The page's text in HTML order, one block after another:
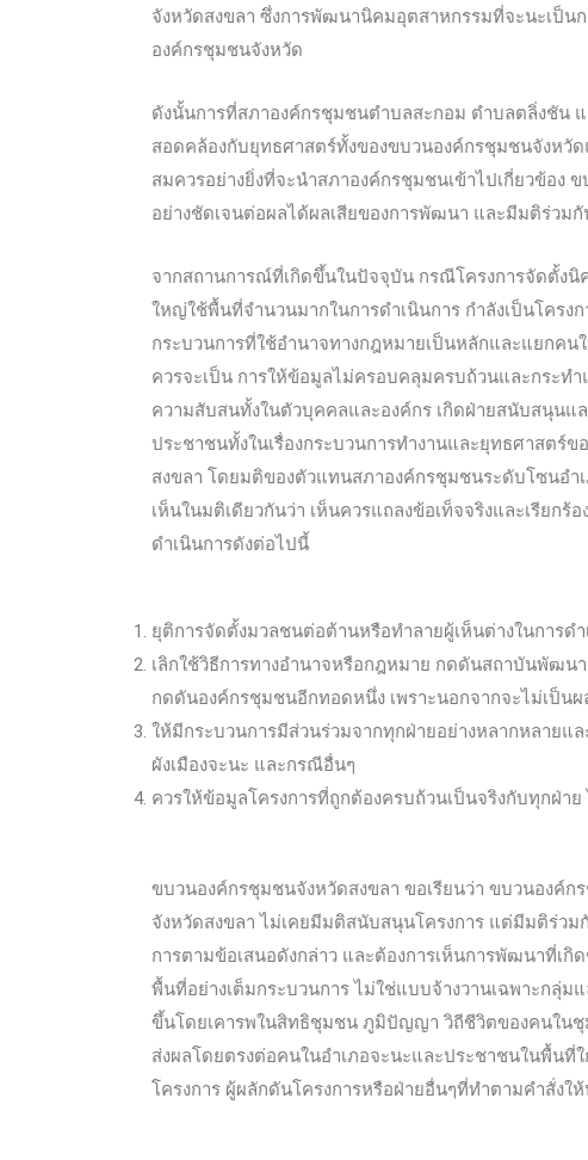
จังหวัดสงขลา ซึ่งการพัฒนานิคมอุตสาหกรรมที่จะนะเป็
องค์กรชุมชนจังหวัด
ดังนั้นการที่สภาองค์กรชุมชนตำบลสะกอม ตำบลตลิ่งชัน
สอดคล้องกับยุทธศาสตร์ทั้งของขบวนองค์กรชุมชนจังหวั
สมควรอย่างยิ่งที่จะนำสภาองค์กรชุมชนเข้าไปเกี่ยวข้อง
อย่างชัดเจนต่อผลได้ผลเสียของการพัฒนา และมีมติร่วมกั
จากสถานการณ์ที่เกิดขึ้นในปัจจุบัน กรณีโครงการจัดตั้งนิ
ใหญ่ใช้พื้นที่จำนวนมากในการดำเนินการ กำลังเป็นโคร
กระบวนการที่ใช้อำนาจทางกฎหมายเป็นหลักและแยกค
ควรจะเป็น การให้ข้อมูลไม่ครอบคลุมครบถ้วนและกระท
ความสับสนทั้งในตัวบุคคลและองค์กร เกิดฝ่ายสนับสนุน
ประชาชนทั้งในเรื่องกระบวนการทำงานและยุทธศาสต
สงขลา โดยมติของตัวแทนสภาองค์กรชุมชนระดับโซนอำ
เห็นในมติเดียวกันว่า เห็นควรแถลงข้อเท็จจริงและเรียก
ดำเนินการดังต่อไปนี้
ยุติการจัดตั้งมวลชนต่อต้านหรือทำลายผู้เห็นต่างในการด
เลิกใช้วิธีการทางอำนาจหรือกฎหมาย กดดันสถาบันพัฒน
กดดันองค์กรชุมชนอีกทอดหนึ่ง เพราะนอกจากจะไม่เป็น
ให้มีกระบวนการมีส่วนร่วมจากทุกฝ่ายอย่างหลากหลายแ
ผังเมืองจะนะ และกรณีอื่นๆ
ควรให้ข้อมูลโครงการที่ถูกต้องครบถ้วนเป็นจริงกับทุกฝ่า
ขบวนองค์กรชุมชนจังหวัดสงขลา ขอเรียนว่า ขบวนองค์
จังหวัดสงขลา ไม่เคยมีมติสนับสนุนโครงการ แต่มีมติร่วม
การตามข้อเสนอดังกล่าว และต้องการเห็นการพัฒนาที่เ
พื้นที่อย่างเต็มกระบวนการ ไม่ใช่แบบจ้างวานเฉพาะกลุ่
ขึ้นโดยเคารพในสิทธิชุมชน ภูมิปัญญา วิถีชีวิตของคนใน
ส่งผลโดยตรงต่อคนในอำเภอจะนะและประชาชนในพื้นที่
โครงการ ผู้ผลักดันโครงการหรือฝ่ายอื่นๆที่ทำตามคำสั่ง